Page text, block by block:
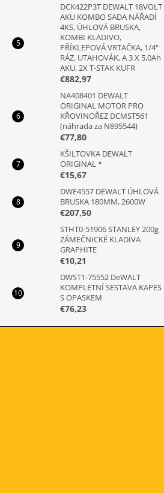
DCK422P3T DEWALT 18VOLT
AKU KOMBO SADA NÁŘADÍ
4KS, ÚHLOVÁ BRUSKA,
KOMBI KLADIVO,
PŘÍKLEPOVÁ VRTAČKA, 1/4"
RÁZ. UTAHOVÁK, A 3 X 5,0Ah
AKU, 2X T-STAK KUFR
€882,97
NA408401 DEWALT
ORIGINAL MOTOR PRO
KŘOVINOŘEZ DCMST561
(náhrada za N895544)
€77,80
KŠILTOVKA DEWALT
ORIGINAL *
€15,67
DWE4557 DEWALT ÚHLOVÁ
BRUSKA 180MM, 2600W
€207,50
STHT0-51906 STANLEY 200g
ZÁMEČNICKÉ KLADIVA
GRAPHITE
€10,21
DWST1-75552 DeWALT
KOMPLETNÍ SESTAVA KAPES
S OPASKEM
€76,23
Z